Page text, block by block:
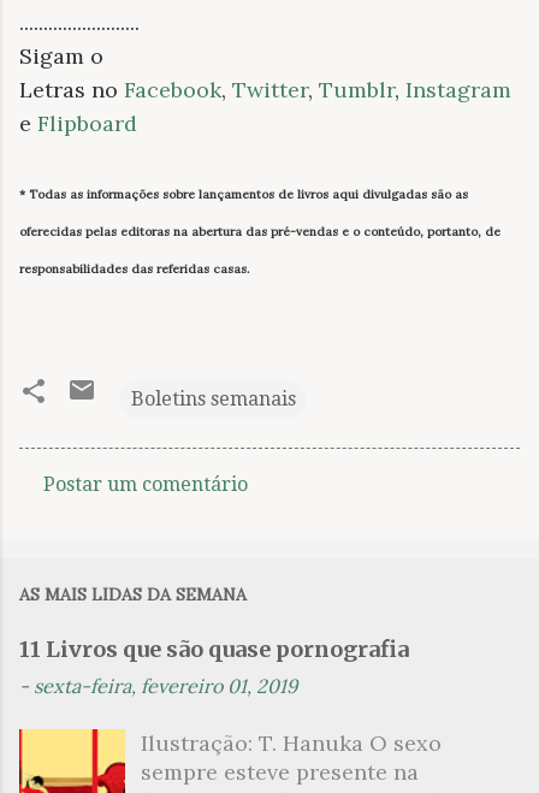
.........................
Sigam o
Letras no Facebook, Twitter, Tumblr, Instagram
e Flipboard
* Todas as informações sobre lançamentos de livros aqui divulgadas são as
oferecidas pelas editoras na abertura das pré-vendas e o conteúdo, portanto, de
responsabilidades das referidas casas.
Boletins semanais
n
t
i
Postar um comentário
AS MAIS LIDAS DA SEMANA
11 Livros que são quase pornografia
- sexta-feira, fevereiro 01, 2019
Ilustração: T. Hanuka O sexo
sempre esteve presente na